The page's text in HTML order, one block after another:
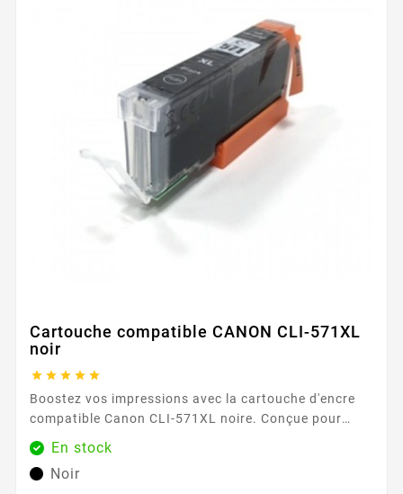
Cartouche compatible CANON CLI-571XL
noir
    
Boostez vos impressions avec la cartouche d'encre
compatible Canon CLI-571XL noire. Conçue pour
offrir des impressions nettes et précises, cette
cartouche est idéale pour les documents
professionnels et les travaux quotidiens. Avec une
En stock
Noir